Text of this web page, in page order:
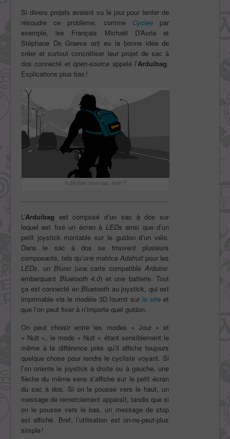
Si divers projets avaient vu le jour pour tenter de
résoudre ce problème, comme Cycleepar
exemple, les Français Michaël D’Auria et
Stéphane De Graeve ont eu la bonne idée de
créer et surtout concrétiser leur projet de sac à
dos connecté etopen-source appelé l’Arduibag.
Explications plus bas !
Il déchire mon sac, hein ?
L’Arduibag est composé d’un sac à dos sur
lequel est fixé un écran à LEDs ainsi que d’un
petit joystick montable sur le guidon d’un vélo.
Dans le sac à dos se trouvent plusieurs
composants, tels qu’une matrice Adafruit pour les
LEDs, un Bluno(une carte compatibleArduino
embarquant Bluetooth 4.0) et une batterie. Tout
ça est connecté en Bluetooth au joystick, qui est
imprimable via le modèle 3D fournit sur le site et
que l’on peut fixer à n’importe quel guidon.
On peut choisir entre les modes « Jour » et
« Nuit », le mode « Nuit » étant sensiblement le
même à la différence près qu’il affiche toujours
quelque chose pour rendre le cycliste voyant. Si
l’on oriente le joystick à droite ou à gauche, une
flèche du même sens s’affiche sur le petit écran
du sac à dos. Si on le pousse vers le haut, un
message de remerciement apparaît, tandis que si
on le pousse vers le bas, un message de stop
est affiché. Bref, l’utilisation est on-ne-peut-plus
simple !